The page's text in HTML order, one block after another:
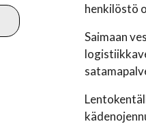
henkilöstö
Saimaan